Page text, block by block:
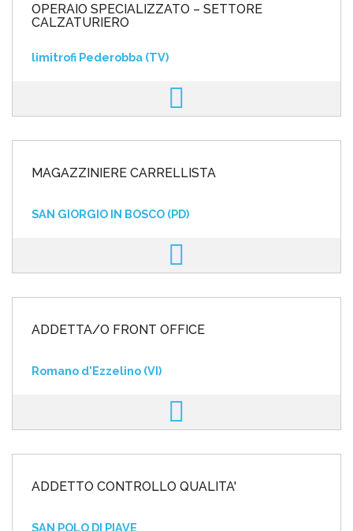
OPERAIO SPECIALIZZATO – SETTORE
CALZATURIERO
limitrofi Pederobba (TV)
MAGAZZINIERE CARRELLISTA
SAN GIORGIO IN BOSCO (PD)
ADDETTA/O FRONT OFFICE
Romano d'Ezzelino (VI)
ADDETTO CONTROLLO QUALITA'
SAN POLO DI PIAVE